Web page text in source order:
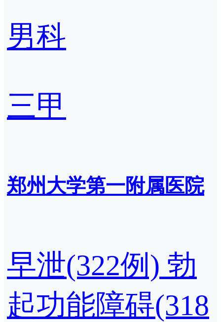
男科
三甲
郑州大学第一附属医院
早泄(322例) 勃
起功能障碍(318